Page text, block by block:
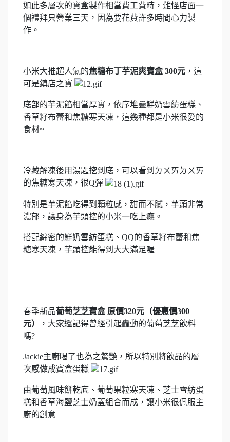
如此多層次的寶盒製作相當費工費時，難怪店面一
個禮拜只營業三天，因為要花費許多時間心力製
作。
小米大推超人氣的焦糖布丁芋泥爽寶盒 300元 ，這
可是鎮店之寶
底部的芋泥餡相當厚實，依序堆疊鮮奶雪紡蛋糕、
香草籽布蕾和焦糖寒天凍，這幾種都是小米很愛的
食材~
冷藏解凍後用湯匙挖到底，可以看到ㄉㄨㄞㄉㄨㄞ
的焦糖寒天凍，很Q彈
特別是芋泥餡吃得到顆粒感，甜而不膩，芋頭非常
濃郁，讓身為芋頭控的小米一吃上癮。
搭配綿密的鮮奶雪紡蛋糕、QQ的香草籽布蕾和焦
糖寒天凍，芋頭控能得到大大滿足喔
春季新品葡萄芝芝寶盒 原價320元（優惠價300
元）
，大家還記得曾經引起轟動的葡萄芝芝飲料
嗎?
Jackie主廚喝了也為之驚艷，所以特別將飲品的層
次感做成寶盒蛋糕
由葡萄風味餅乾底、葡萄果粒寒天凍、芝士雪紡蛋
糕和香草海鹽芝士奶蓋組合而成，讓小米很佩服主
廚的創意